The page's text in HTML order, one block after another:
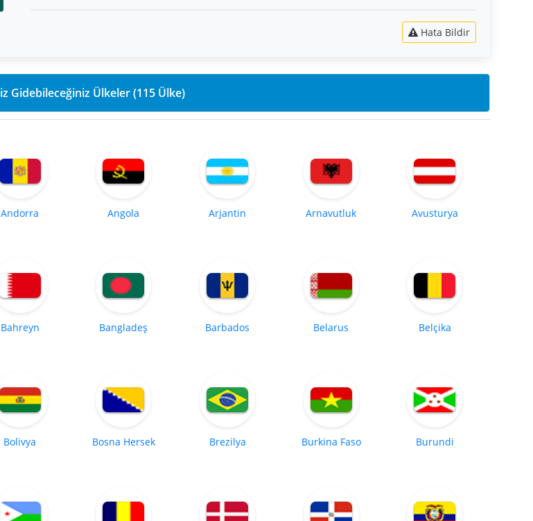
Hata Bildir
90 Gün Süreyle Vizesiz Gidebileceğiniz Ülkeler (115 Ülke)
Andorra Angola Arjantin Arnavutluk Avusturya
Bahreyn Bangladeş Barbados Belarus Belçika
Bolivya Bosna Hersek Brezilya Burkina Faso Burundi